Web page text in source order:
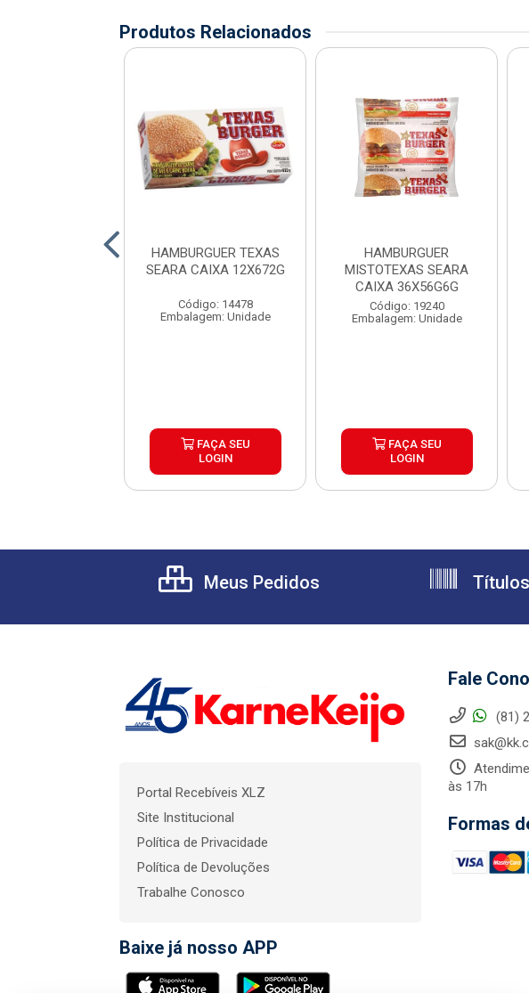
Produtos Relacionados
HAMBURGUER TEXAS
SEARA CAIXA 12X672G
Código: 14478
Embalagem: Unidade
FAÇA SEU
LOGIN
HAMBURGUER
MISTOTEXAS SEARA
CAIXA 36X56G6G
Código: 19240
Embalagem: Unidade
FAÇA SEU
LOGIN
Meus Pedidos Títulos
Portal Recebíveis XLZ
Site Institucional
Política de Privacidade
Política de Devoluções
Trabalhe Conosco
Baixe já nosso APP
Fale
(81)
às 17h
Formas